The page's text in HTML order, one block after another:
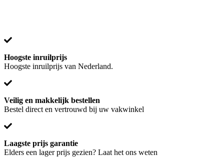
Hoogste inruilprijs
Hoogste inruilprijs van Nederland.
Veilig en makkelijk bestellen
Bestel direct en vertrouwd bij uw vakwinkel
Laagste prijs garantie
Elders een lager prijs gezien? Laat het ons weten